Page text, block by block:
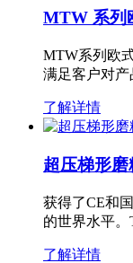
MTW 系列
MTW系列欧
满足客户对
了解详情
超压梯形磨
获得了CE和
的世界水平
了解详情